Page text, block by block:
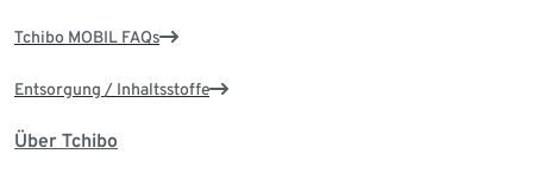
Tchibo MOBIL FAQs
Entsorgung / Inhaltsstoffe
Über Tchibo